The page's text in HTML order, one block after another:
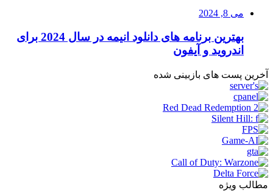
می 8, 2024
بهترین برنامه های دانلود انیمه در سال 2024 برای
اندروید و آیفون
آخرین پست های بازبینی شده
مطالب ویژه